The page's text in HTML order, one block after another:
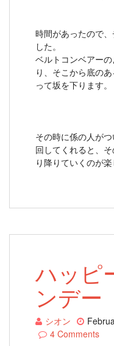
時間があったので
した。
ベルトコンベアー
り、そこから底の
って坂を下ります。
その時に係の人が
回してくれると、
り降りていくのが楽
ハッピ
ンデー
シオン
4 Comments